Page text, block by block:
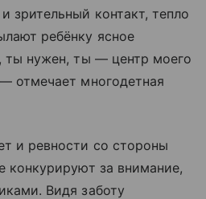
зрительный контакт, тепло
ребёнку ясное
ты нужен, ты — цент­р моего
отмечает многодетная
и ревности со стороны
конкурируют за внимание,
Видя заботу